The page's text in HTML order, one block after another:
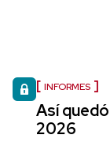
INFORMES
Así
2026